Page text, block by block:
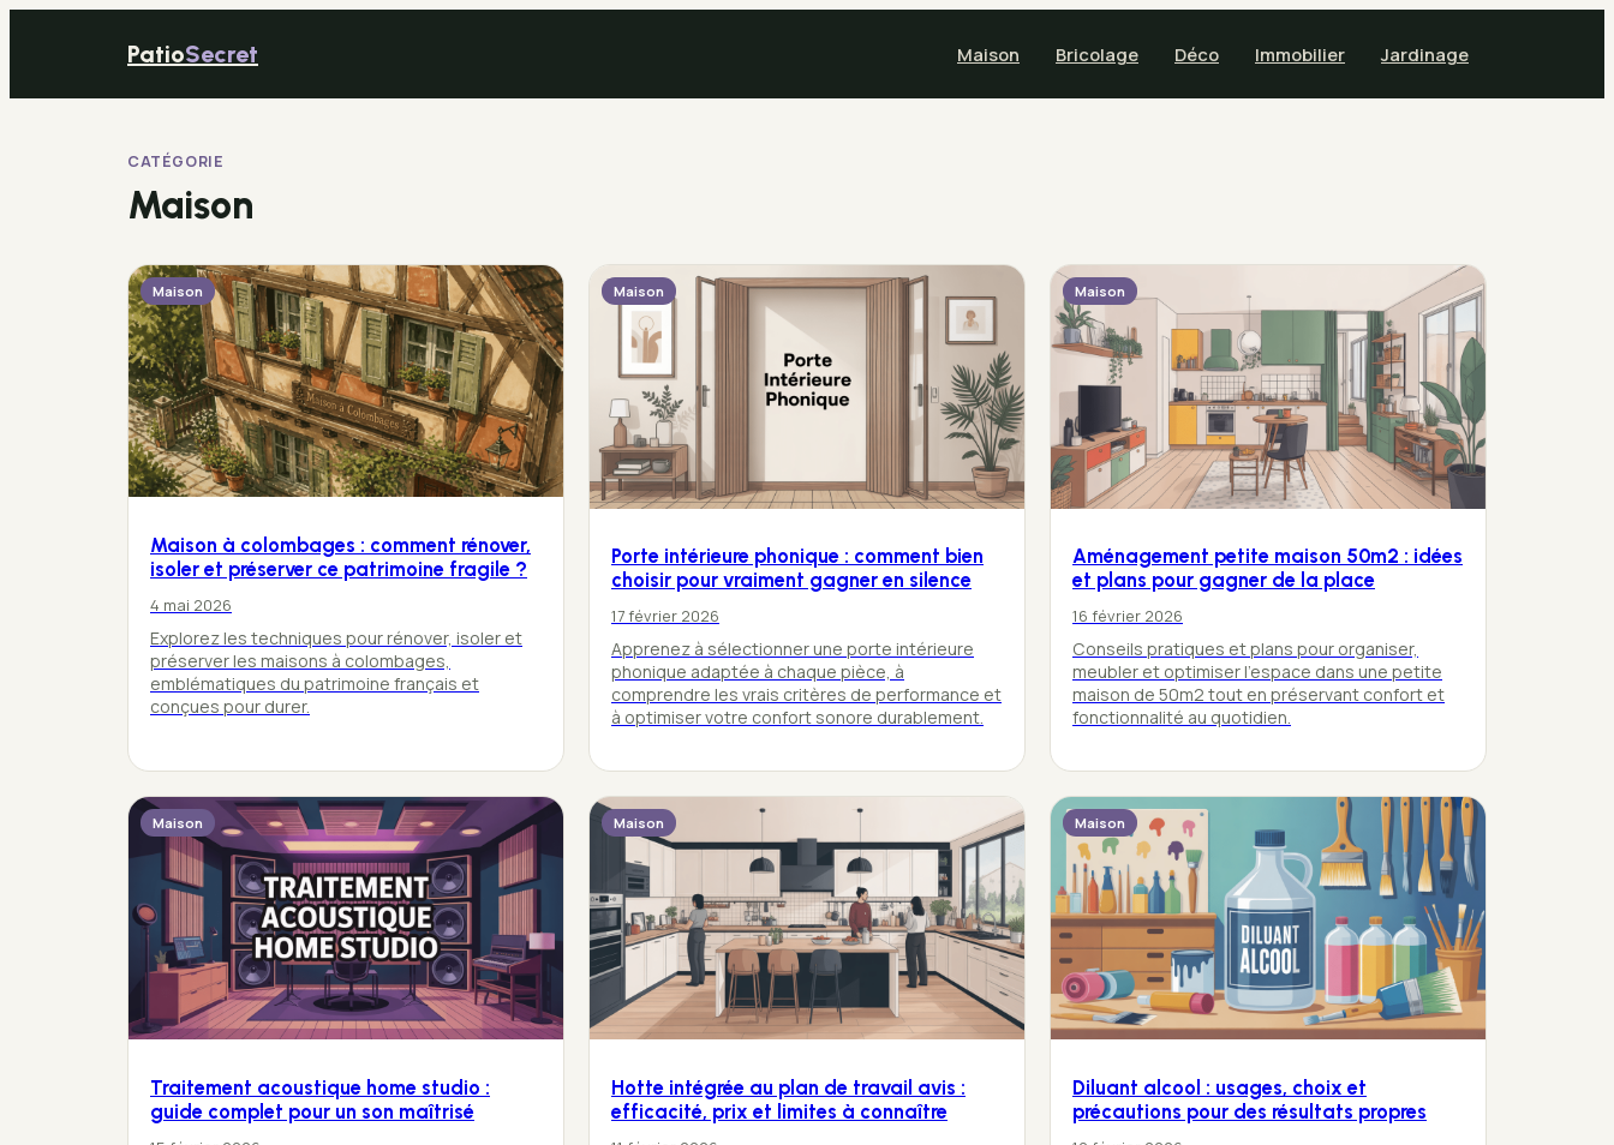
PatioSecret Maison Bricolage Déco Immobilier Jardinage
CATÉGORIE
Maison
Maison
Maison à colombages : comment rénover,
isoler et préserver ce patrimoine fragile ?
4 mai 2026
Explorez les techniques pour rénover, isoler et
préserver les maisons à colombages,
emblématiques du patrimoine français et
conçues pour durer.
Maison
Porte intérieure phonique : comment bien
choisir pour vraiment gagner en silence
17 février 2026
Apprenez à sélectionner une porte intérieure
phonique adaptée à chaque pièce, à
comprendre les vrais critères de performance et
à optimiser votre confort sonore durablement.
Maison
Aménagement petite maison 50m2 : idées
et plans pour gagner de la place
16 février 2026
Conseils pratiques et plans pour organiser,
meubler et optimiser l’espace dans une petite
maison de 50m2 tout en préservant confort et
fonctionnalité au quotidien.
Maison
Traitement acoustique home studio :
guide complet pour un son maîtrisé
Maison
Hotte intégrée au plan de travail avis :
efficacité, prix et limites à connaître
Maison
Diluant alcool : usages, choix et
précautions pour des résultats propres